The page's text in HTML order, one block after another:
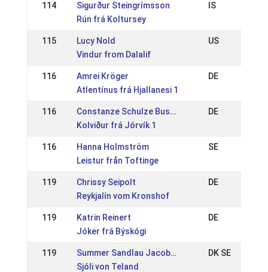
114
Sigurður Steingrímsson
Rún frá Koltursey
IS
115
Lucy Nold
Vindur from Dalalif
US
116
Amrei Kröger
Atlentínus frá Hjallanesi 1
DE
116
Constanze Schulze Buschhoff
Kolviður frá Jórvík 1
DE
116
Hanna Holmström
Leistur från Toftinge
SE
119
Chrissy Seipolt
Reykjalín vom Kronshof
DE
119
Katrin Reinert
Jóker frá Býskógi
DE
119
Summer Sandlau Jacobsen
Sjóli von Teland
DK SE